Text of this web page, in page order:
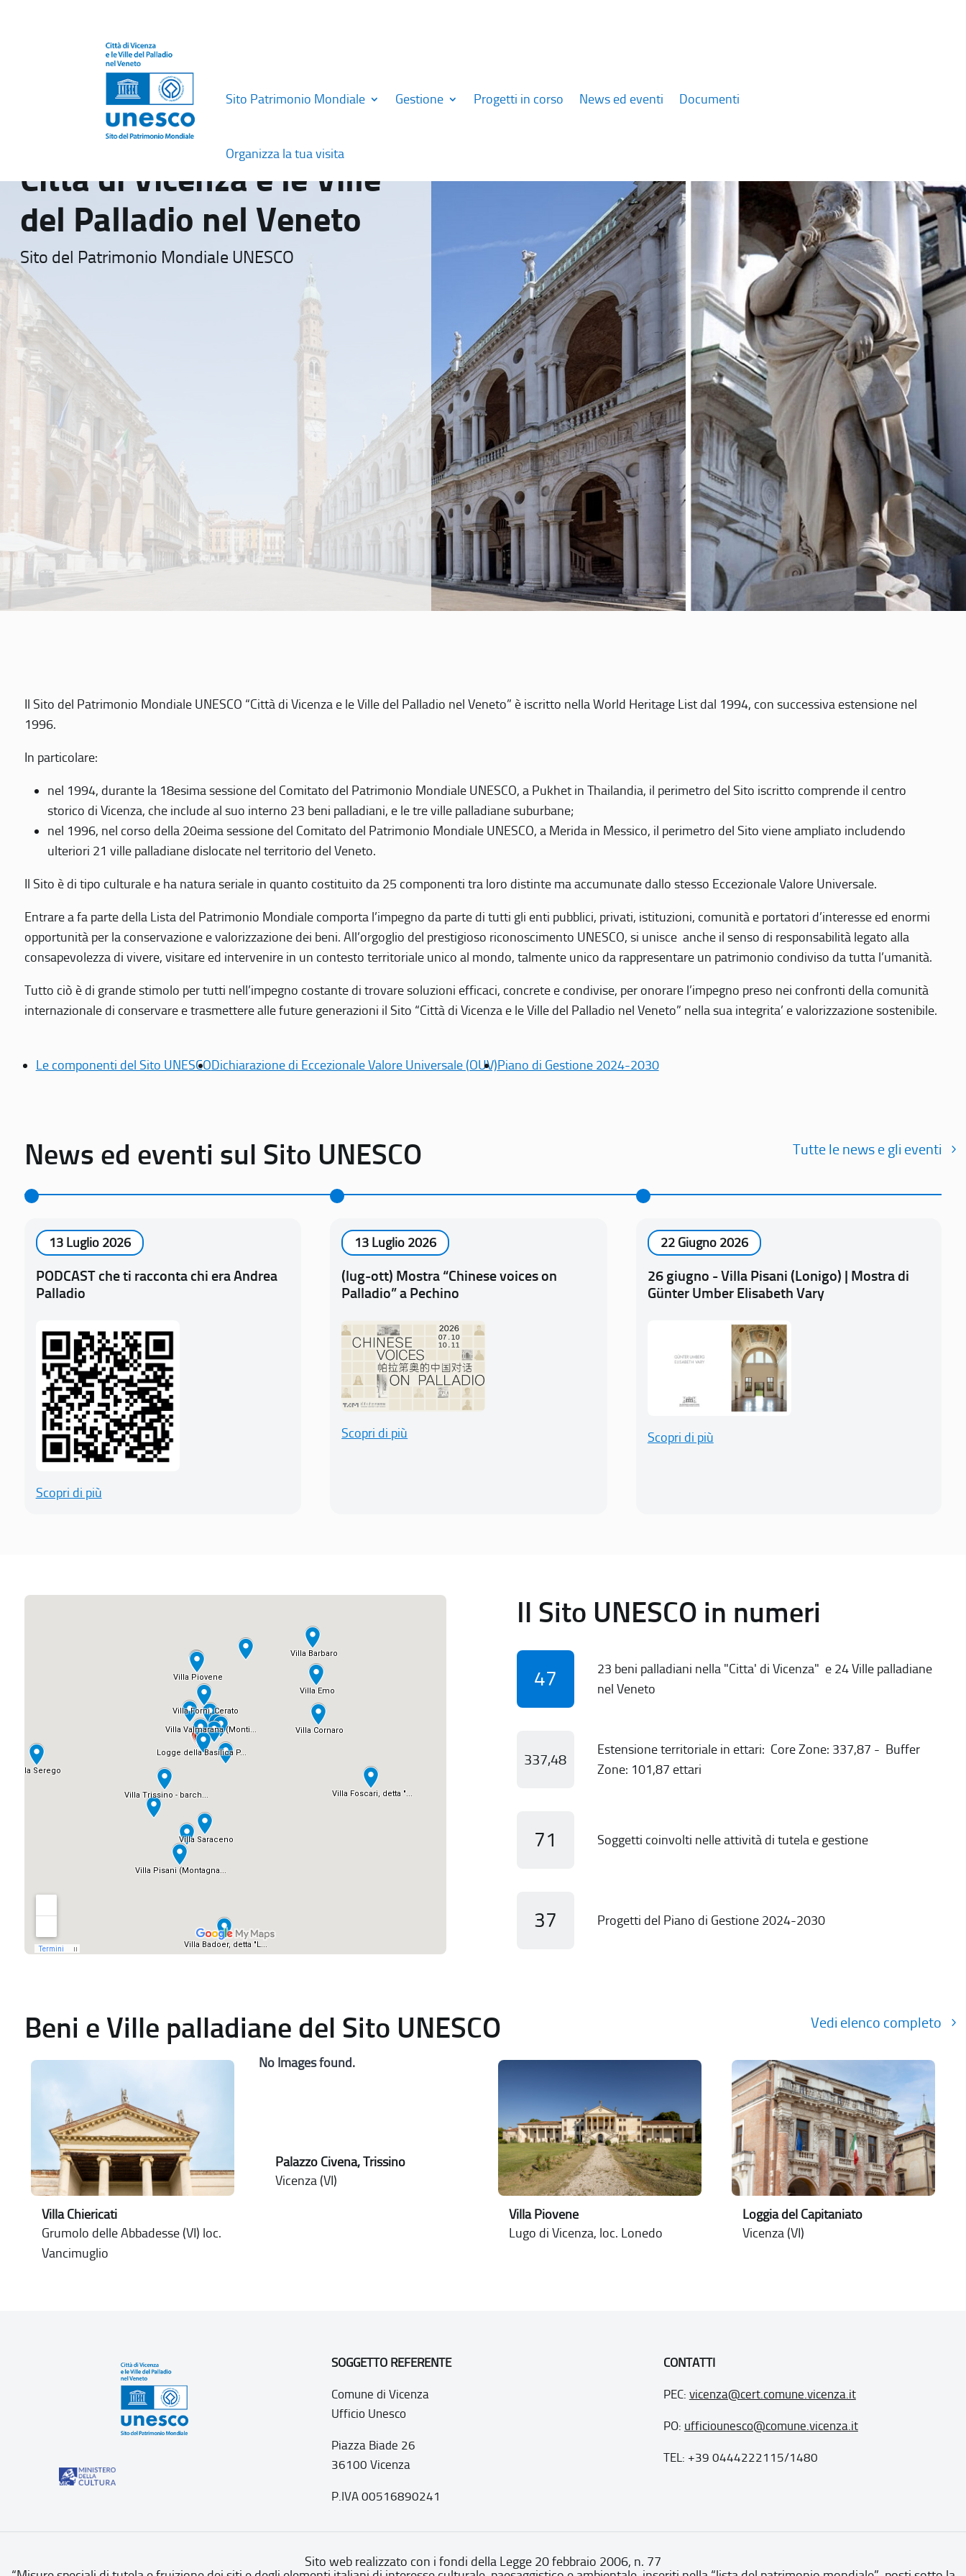
Sito Patrimonio Mondiale Gestione Progetti in corso News ed eventi Documenti
Organizza la tua visita
Città di Vicenza e le Ville
del Palladio nel Veneto
Sito del Patrimonio Mondiale UNESCO
Il Sito del Patrimonio Mondiale UNESCO “Città di Vicenza e le Ville del Palladio nel Veneto” è iscritto nella World Heritage List dal 1994, con successiva estensione nel
1996.
In particolare:
nel 1994, durante la 18esima sessione del Comitato del Patrimonio Mondiale UNESCO, a Pukhet in Thailandia, il perimetro del Sito iscritto comprende il centro
storico di Vicenza, che include al suo interno 23 beni palladiani, e le tre ville palladiane suburbane;
nel 1996, nel corso della 20eima sessione del Comitato del Patrimonio Mondiale UNESCO, a Merida in Messico, il perimetro del Sito viene ampliato includendo
ulteriori 21 ville palladiane dislocate nel territorio del Veneto.
Il Sito è di tipo culturale e ha natura seriale in quanto costituito da 25 componenti tra loro distinte ma accumunate dallo stesso Eccezionale Valore Universale.
Entrare a fa parte della Lista del Patrimonio Mondiale comporta l’impegno da parte di tutti gli enti pubblici, privati, istituzioni, comunità e portatori d’interesse ed enormi
opportunità per la conservazione e valorizzazione dei beni. All’orgoglio del prestigioso riconoscimento UNESCO, si unisce anche il senso di responsabilità legato alla
consapevolezza di vivere, visitare ed intervenire in un contesto territoriale unico al mondo, talmente unico da rappresentare un patrimonio condiviso da tutta l’umanità.
Tutto ciò è di grande stimolo per tutti nell’impegno costante di trovare soluzioni efficaci, concrete e condivise, per onorare l’impegno preso nei confronti della comunità
internazionale di conservare e trasmettere alle future generazioni il Sito “Città di Vicenza e le Ville del Palladio nel Veneto” nella sua integrita’ e valorizzazione sostenibile.
Le componenti del Sito UNESCODichiarazione di Eccezionale Valore Universale (OUV)Piano di Gestione 2024-2030
News ed eventi sul Sito UNESCO Tutte le news e gli eventi
13 Luglio 2026
PODCAST che ti racconta chi era Andrea
Palladio
Scopri di più
13 Luglio 2026
(lug-ott) Mostra “Chinese voices on
Palladio” a Pechino
Scopri di più
22 Giugno 2026
26 giugno - Villa Pisani (Lonigo) | Mostra di
Günter Umber Elisabeth Vary
Scopri di più
Il Sito UNESCO in numeri
47
23 beni palladiani nella "Citta' di Vicenza" e 24 Ville palladiane
nel Veneto
337,48
Estensione territoriale in ettari: Core Zone: 337,87 - Buffer
Zone: 101,87 ettari
71 Soggetti coinvolti nelle attività di tutela e gestione
37 Progetti del Piano di Gestione 2024-2030
Beni e Ville palladiane del Sito UNESCO Vedi elenco completo
Villa Chiericati
Grumolo delle Abbadesse (VI) loc.
Vancimuglio
No Images found.
Palazzo Civena, Trissino
Vicenza (VI)
Villa Piovene
Lugo di Vicenza, loc. Lonedo
Loggia del Capitaniato
Vicenza (VI)
SOGGETTO REFERENTE
Comune di Vicenza
Ufficio Unesco
Piazza Biade 26
36100 Vicenza
P.IVA 00516890241
CONTATTI
PEC: vicenza@cert.comune.vicenza.it
PO: ufficiounesco@comune.vicenza.it
TEL: +39 0444222115/1480
Sito web realizzato con i fondi della Legge 20 febbraio 2006, n. 77